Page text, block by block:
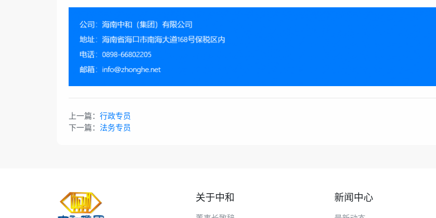
上一篇： 行政专员
下一篇： 法务专员
关于中和 新闻中心